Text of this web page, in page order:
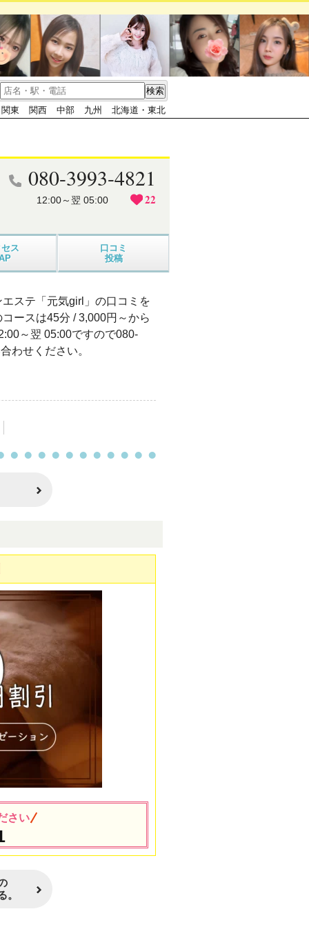
関東 関西 中部 九州 北海道・東北
080-3993-4821
12:00～翌 05:00 22
ス
口コミ
投稿
ステ「元気girl」の口コミを
ースは45分 / 3,000円～から
～翌 05:00ですので080-
わせください。
さい
。